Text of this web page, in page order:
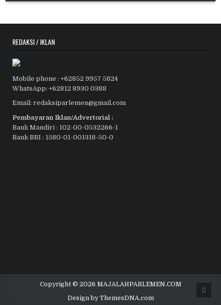
REDAKSI / IKLAN
Mobile phone : +62852 9957 5824
WhatsApp: +62812 8930 0388
Email: redaksiparlemen@gmail.com
Pembayaran Iklan/Advertorial :
Bank Mandiri : 102-00-0532266-1
Bank BRI : 1580-01-001318-50-0
Copyright © 2026 MAJALAHPARLEMEN.COM
Design by ThemesDNA.com